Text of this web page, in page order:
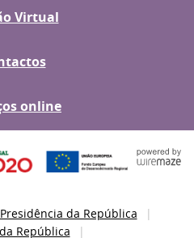
Virtual
online
Presidência da República
República